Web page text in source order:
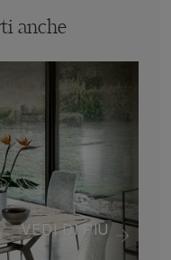
anche
VEDI DI PIÙ